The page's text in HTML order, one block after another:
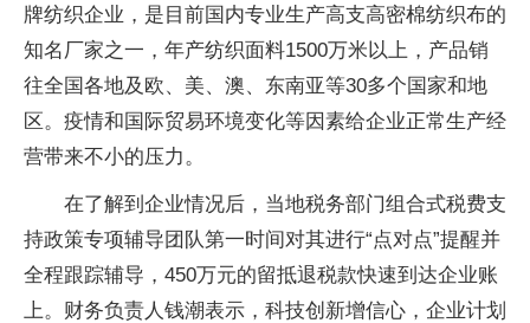
牌纺织企业，是目前国内专业生产高支高密棉纺织布的
知名厂家之一，年产纺织面料1500万米以上，产品销
往全国各地及欧、美、澳、东南亚等30多个国家和地
区。疫情和国际贸易环境变化等因素给企业正常生产经
营带来不小的压力。
在了解到企业情况后，当地税务部门组合式税费支
持政策专项辅导团队第一时间对其进行“点对点”提醒并
全程跟踪辅导，450万元的留抵退税款快速到达企业账
上。财务负责人钱潮表示，科技创新增信心，企业计划